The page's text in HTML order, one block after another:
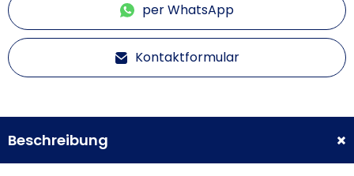
per WhatsApp
Kontaktformular
Beschreibung